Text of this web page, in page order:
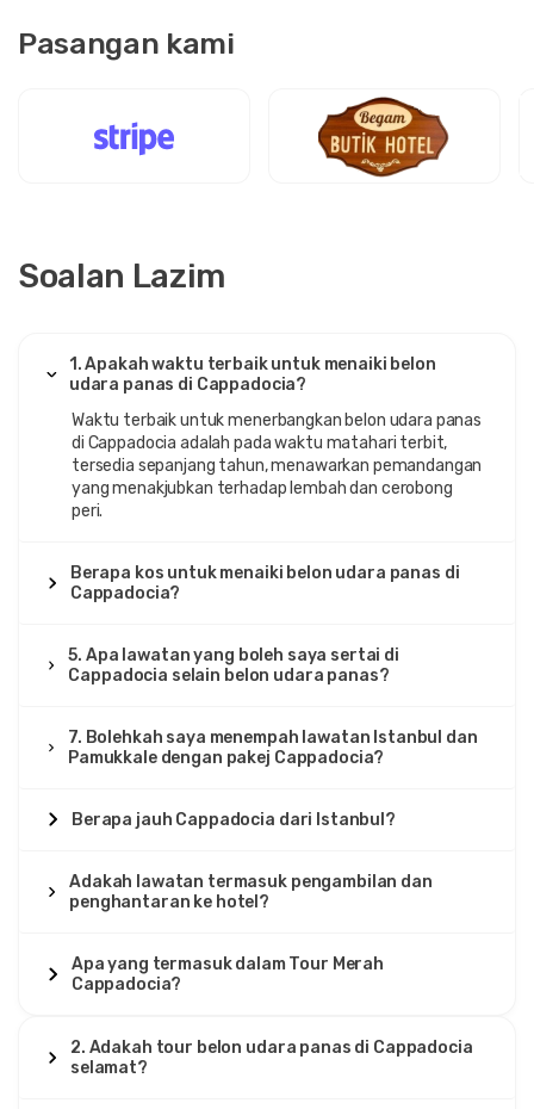
Pasangan kami
Soalan Lazim
1. Apakah waktu terbaik untuk menaiki belon
udara panas di Cappadocia?
Waktu terbaik untuk menerbangkan belon udara panas
di Cappadocia adalah pada waktu matahari terbit,
tersedia sepanjang tahun, menawarkan pemandangan
yang menakjubkan terhadap lembah dan cerobong
peri.
Berapa kos untuk menaiki belon udara panas di
Cappadocia?
5. Apa lawatan yang boleh saya sertai di
Cappadocia selain belon udara panas?
7. Bolehkah saya menempah lawatan Istanbul dan
Pamukkale dengan pakej Cappadocia?
Berapa jauh Cappadocia dari Istanbul?
Adakah lawatan termasuk pengambilan dan
penghantaran ke hotel?
Apa yang termasuk dalam Tour Merah
Cappadocia?
2. Adakah tour belon udara panas di Cappadocia
selamat?